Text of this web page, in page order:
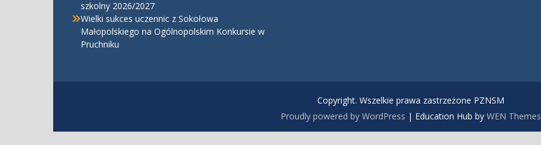
szkolny 2026/2027
Wielki sukces uczennic z Sokołowa
Małopolskiego na Ogólnopolskim Konkursie w
Pruchniku
Copyright. Wszelkie prawa zastrzeżone PZNSM
Proudly powered by WordPress | Education Hub by WEN Themes